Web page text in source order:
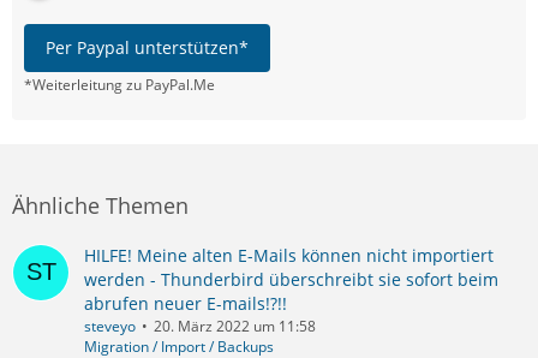
Per Paypal unterstützen*
*Weiterleitung zu PayPal.Me
Ähnliche Themen
HILFE! Meine alten E-Mails können nicht importiert
werden - Thunderbird überschreibt sie sofort beim
abrufen neuer E-mails!?!!
steveyo
20. März 2022 um 11:58
Migration / Import / Backups